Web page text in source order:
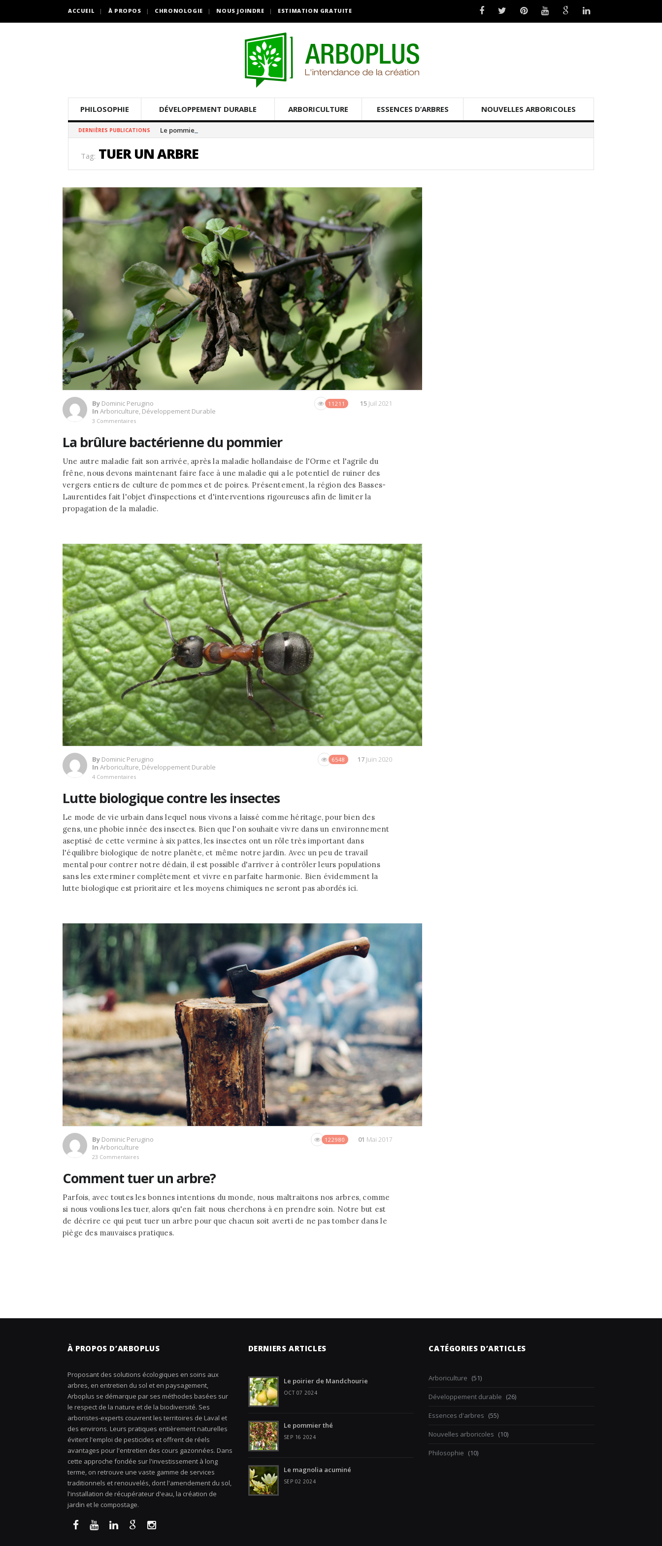
ACCUEIL À PROPOS CHRONOLOGIE NOUS JOINDRE ESTIMATION GRATUITE
PHILOSOPHIE DÉVELOPPEMENT DURABLE ARBORICULTURE ESSENCES D’ARBRES NOUVELLES ARBORICOLES
DERNIÈRES PUBLICATIONS Le pommier thé
Tag: TUER UN ARBRE
By Dominic Perugino
In Arboriculture, Développement Durable
3 Commentaires
11211 15 Juil 2021
La brûlure bactérienne du pommier
Une autre maladie fait son arrivée, après la maladie hollandaise de l'Orme et l'agrile du
frêne, nous devons maintenant faire face à une maladie qui a le potentiel de ruiner des
vergers entiers de culture de pommes et de poires. Présentement, la région des Basses-
Laurentides fait l'objet d'inspections et d'interventions rigoureuses afin de limiter la
propagation de la maladie.
By Dominic Perugino
In Arboriculture, Développement Durable
4 Commentaires
6548 17 Juin 2020
Lutte biologique contre les insectes
Le mode de vie urbain dans lequel nous vivons a laissé comme héritage, pour bien des
gens, une phobie innée des insectes. Bien que l'on souhaite vivre dans un environnement
aseptisé de cette vermine à six pattes, les insectes ont un rôle très important dans
l'équilibre biologique de notre planète, et même notre jardin. Avec un peu de travail
mental pour contrer notre dédain, il est possible d'arriver à contrôler leurs populations
sans les exterminer complètement et vivre en parfaite harmonie. Bien évidemment la
lutte biologique est prioritaire et les moyens chimiques ne seront pas abordés ici.
By Dominic Perugino
In Arboriculture
23 Commentaires
122980 01 Mai 2017
Comment tuer un arbre?
Parfois, avec toutes les bonnes intentions du monde, nous maltraitons nos arbres, comme
si nous voulions les tuer, alors qu'en fait nous cherchons à en prendre soin. Notre but est
de décrire ce qui peut tuer un arbre pour que chacun soit averti de ne pas tomber dans le
piège des mauvaises pratiques.
À PROPOS D’ARBOPLUS
Proposant des solutions écologiques en soins aux
arbres, en entretien du sol et en paysagement,
Arboplus se démarque par ses méthodes basées sur
le respect de la nature et de la biodiversité. Ses
arboristes-experts couvrent les territoires de Laval et
des environs. Leurs pratiques entièrement naturelles
évitent l'emploi de pesticides et offrent de réels
avantages pour l'entretien des cours gazonnées. Dans
cette approche fondée sur l'investissement à long
terme, on retrouve une vaste gamme de services
traditionnels et renouvelés, dont l'amendement du sol,
l'installation de récupérateur d'eau, la création de
jardin et le compostage.
DERNIERS ARTICLES
Le poirier de Mandchourie
OCT 07 2024
Le pommier thé
SEP 16 2024
Le magnolia acuminé
SEP 02 2024
CATÉGORIES D’ARTICLES
Arboriculture (51)
Développement durable (26)
Essences d'arbres (55)
Nouvelles arboricoles (10)
Philosophie (10)